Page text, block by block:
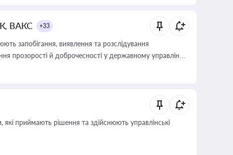
ВАКС +33
запобігання, виявлення та розслідування
й доброчесності у державному управлінні
які приймають рішення та здійснюють управлінські